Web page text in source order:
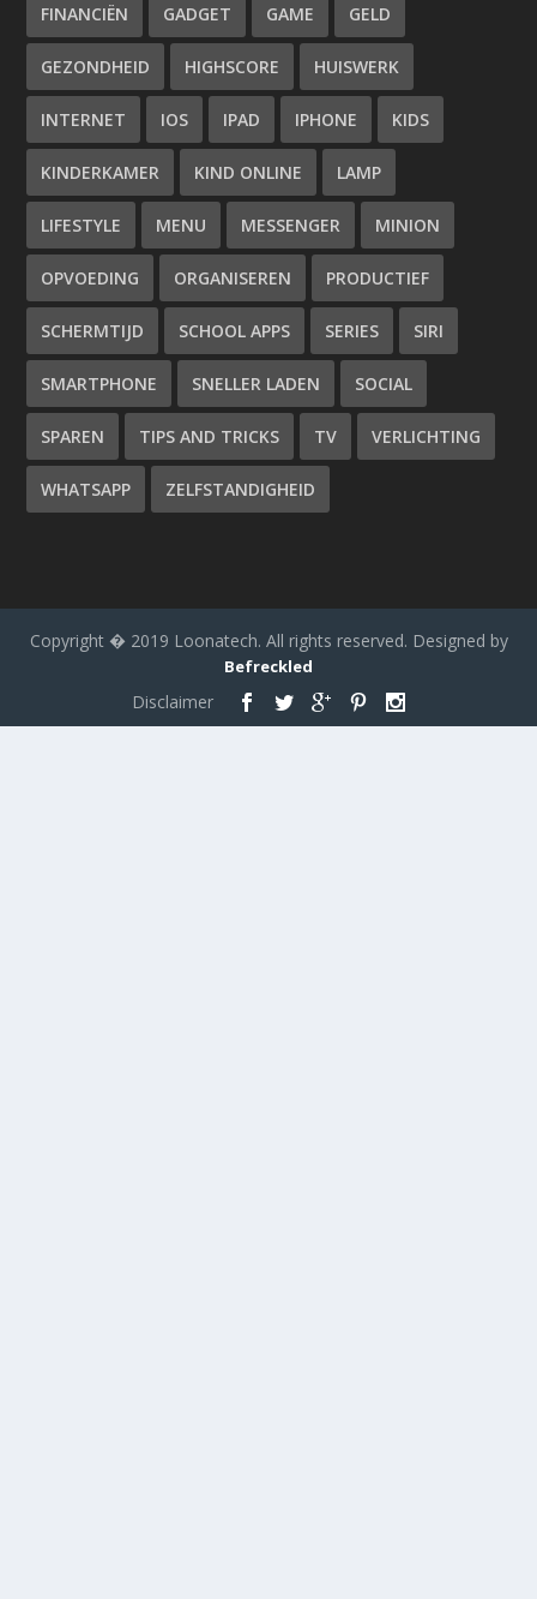
FINANCIËN GADGET GAME GELD
GEZONDHEID HIGHSCORE HUISWERK
INTERNET IOS IPAD IPHONE KIDS
KINDERKAMER KIND ONLINE LAMP
LIFESTYLE MENU MESSENGER MINION
OPVOEDING ORGANISEREN PRODUCTIEF
SCHERMTIJD SCHOOL APPS SERIES SIRI
SMARTPHONE SNELLER LADEN SOCIAL
SPAREN TIPS AND TRICKS TV VERLICHTING
WHATSAPP ZELFSTANDIGHEID
Copyright � 2019 Loonatech. All rights reserved. Designed by
Befreckled
Disclaimer